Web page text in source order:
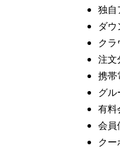
独自
ダ
ク
注文
携帯
グ
有料
会員
ク